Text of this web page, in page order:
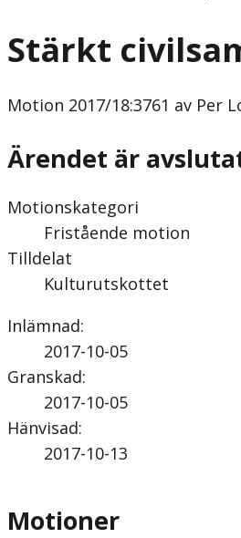
Stärkt
Motion 2017/18:3761 av Per
Ärendet är
Motionskategori
Fristående motion
Tilldelat
Kulturutskottet
Inlämnad:
2017-10-05
Granskad:
2017-10-05
Hänvisad:
2017-10-13
Motioner